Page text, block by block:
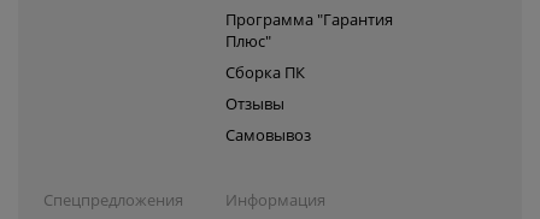
Программа "Гарантия
Плюс"
Сборка ПК
Отзывы
Самовывоз
Спецпредложения
Информация